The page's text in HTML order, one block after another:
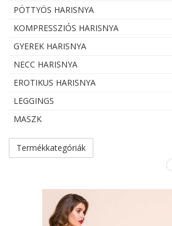
PÖTTYÖS HARISNYA
KOMPRESSZIÓS HARISNYA
GYEREK HARISNYA
NECC HARISNYA
EROTIKUS HARISNYA
LEGGINGS
MASZK
Termékkategóriák